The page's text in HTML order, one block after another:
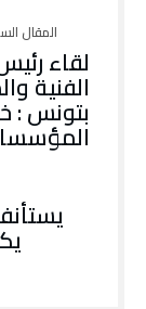
لقاء
الفنية
بتونس :